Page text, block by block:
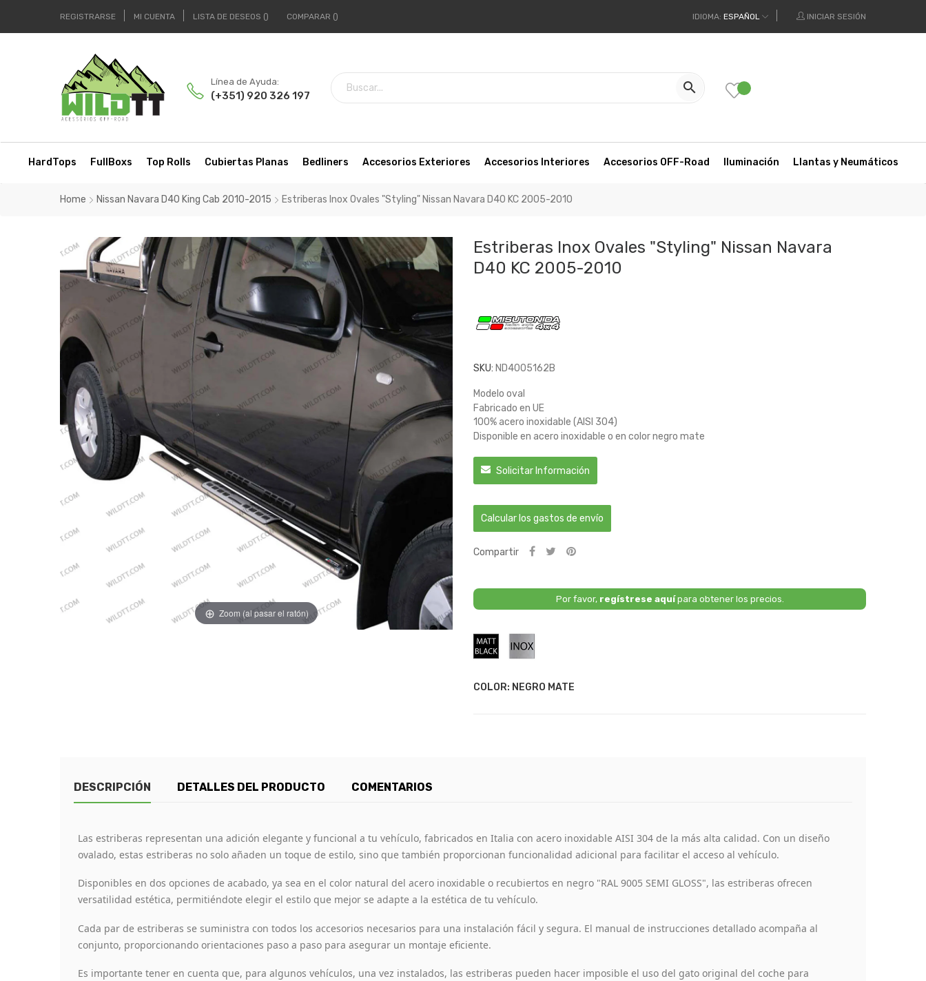
REGISTRARSE MI CUENTA LISTA DE DESEOS COMPARAR IDIOMA: ESPAÑOL INICIAR SESIÓN
Línea de Ayuda:
(+351) 920 326 197

HardTops FullBoxs Top Rolls Cubiertas Planas Bedliners Accesorios Exteriores Accesorios Interiores Accesorios OFF-Road Iluminación Llantas y Neumáticos
Home Nissan Navara D40 King Cab 2010-2015 Estriberas Inox Ovales "Styling" Nissan Navara D40 KC 2005-2010
Zoom (al pasar el ratón)
Estriberas Inox Ovales "Styling" Nissan Navara
D40 KC 2005-2010
SKU: ND4005162B
Modelo oval
Fabricado en UE
100% acero inoxidable (AISI 304)
Disponible en acero inoxidable o en color negro mate
Solicitar Información
Calcular los gastos de envío
Compartir
Por favor, regístrese aquípara obtener los precios.
COLOR: NEGRO MATE
Negro
Mate
DESCRIPCIÓN DETALLES DEL PRODUCTO COMENTARIOS
Las estriberas representan una adición elegante y funcional a tu vehículo, fabricados en Italia con acero inoxidable AISI 304 de la más alta calidad. Con un diseño
ovalado, estas estriberas no solo añaden un toque de estilo, sino que también proporcionan funcionalidad adicional para facilitar el acceso al vehículo.
Disponibles en dos opciones de acabado, ya sea en el color natural del acero inoxidable o recubiertos en negro "RAL 9005 SEMI GLOSS", las estriberas ofrecen
versatilidad estética, permitiéndote elegir el estilo que mejor se adapte a la estética de tu vehículo.
Cada par de estriberas se suministra con todos los accesorios necesarios para una instalación fácil y segura. El manual de instrucciones detallado acompaña al
conjunto, proporcionando orientaciones paso a paso para asegurar un montaje eficiente.
Es importante tener en cuenta que, para algunos vehículos, una vez instalados, las estriberas pueden hacer imposible el uso del gato original del coche para